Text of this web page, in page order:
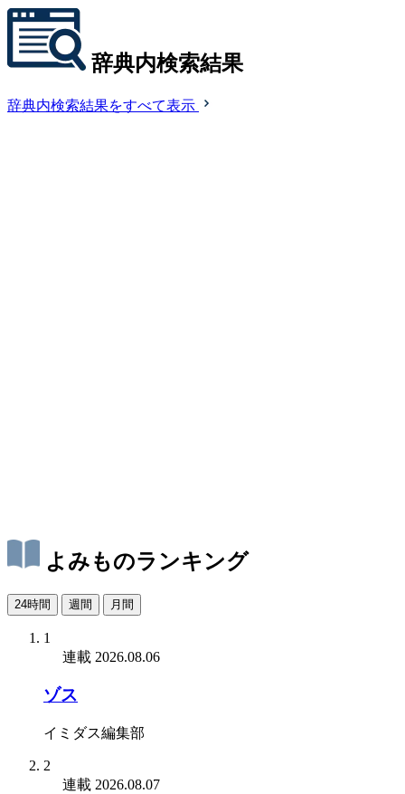
辞典内検索結果
辞典内検索結果をすべて表示
よみものランキング
24時間 週間 月間
1
連載 2026.08.06
ゾス
イミダス編集部
2
連載 2026.08.07